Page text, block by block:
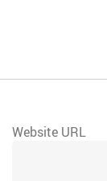
Website URL